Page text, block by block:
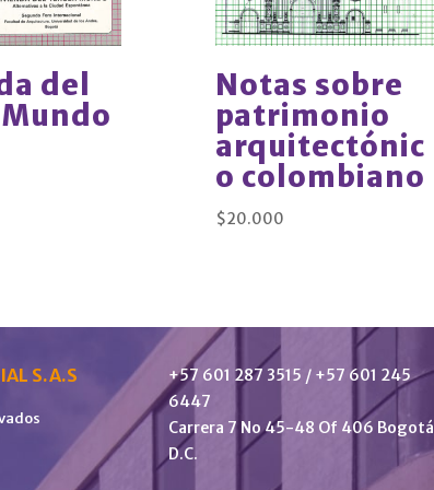
del
Notas sobre
patrimonio
arquitectónic
o colombiano
$20.000
S.A.S
+57 601 287 3515 / +57 601 245
6447
Carrera 7 No 45-48 Of 406 Bogotá
D.C.